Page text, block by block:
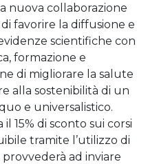
nuova collaborazione
favorire la diffusione e
scientifiche con
formazione e
di migliorare la salute
alla sostenibilità di un
e universalistico.
15% di sconto sui corsi
tramite l’utilizzo di
ad inviare